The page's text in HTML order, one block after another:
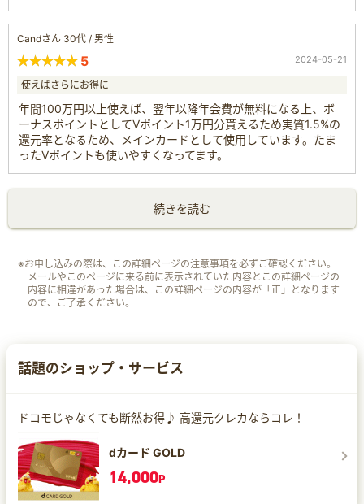
Candさん 30代 / 男性
5 2024-05-21
使えばさらにお得に
年間100万円以上使えば、翌年以降年会費が無料になる上、ボ
ーナスポイントとしてVポイント1万円分貰えるため実質1.5%の
還元率となるため、メインカードとして使用しています。たま
ったVポイントも使いやすくなってます。
続きを読む
※お申し込みの際は、この詳細ページの注意事項を必ずご確認ください。
メールやこのページに来る前に表示されていた内容とこの詳細ページの
内容に相違があった場合は、この詳細ページの内容が「正」となります
ので、ご了承ください。
話題のショップ・サービス
ドコモじゃなくても断然お得♪ 高還元クレカならコレ！
dカード GOLD
14,000P